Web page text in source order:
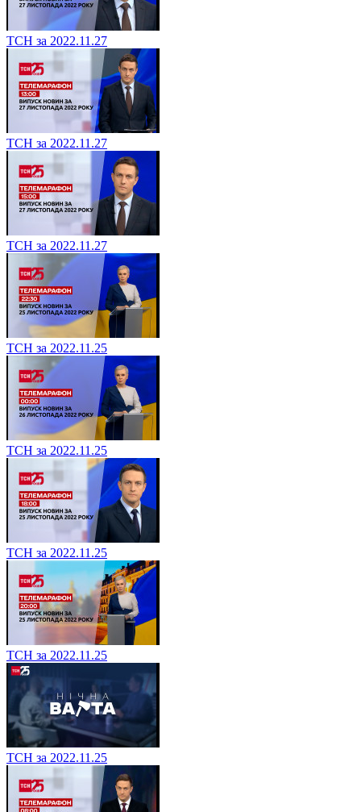
ТСН за 2022.11.27
ТСН за 2022.11.27
ТСН за 2022.11.27
ТСН за 2022.11.25
ТСН за 2022.11.25
ТСН за 2022.11.25
ТСН за 2022.11.25
ТСН за 2022.11.25